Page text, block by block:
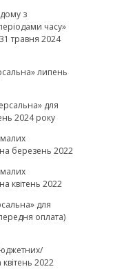
з
часу»
травня 2024
липень
для
2024 року
березень 2022
квітень 2022
для
оплата)
2022